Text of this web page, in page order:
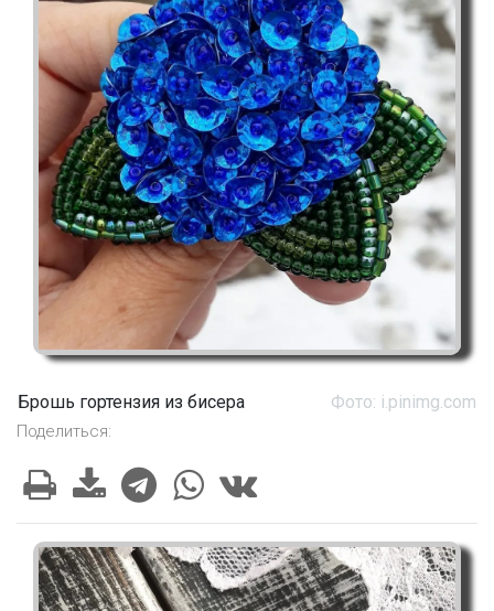
Брошь гортензия из бисера Фото: i.pinimg.com
Поделиться: